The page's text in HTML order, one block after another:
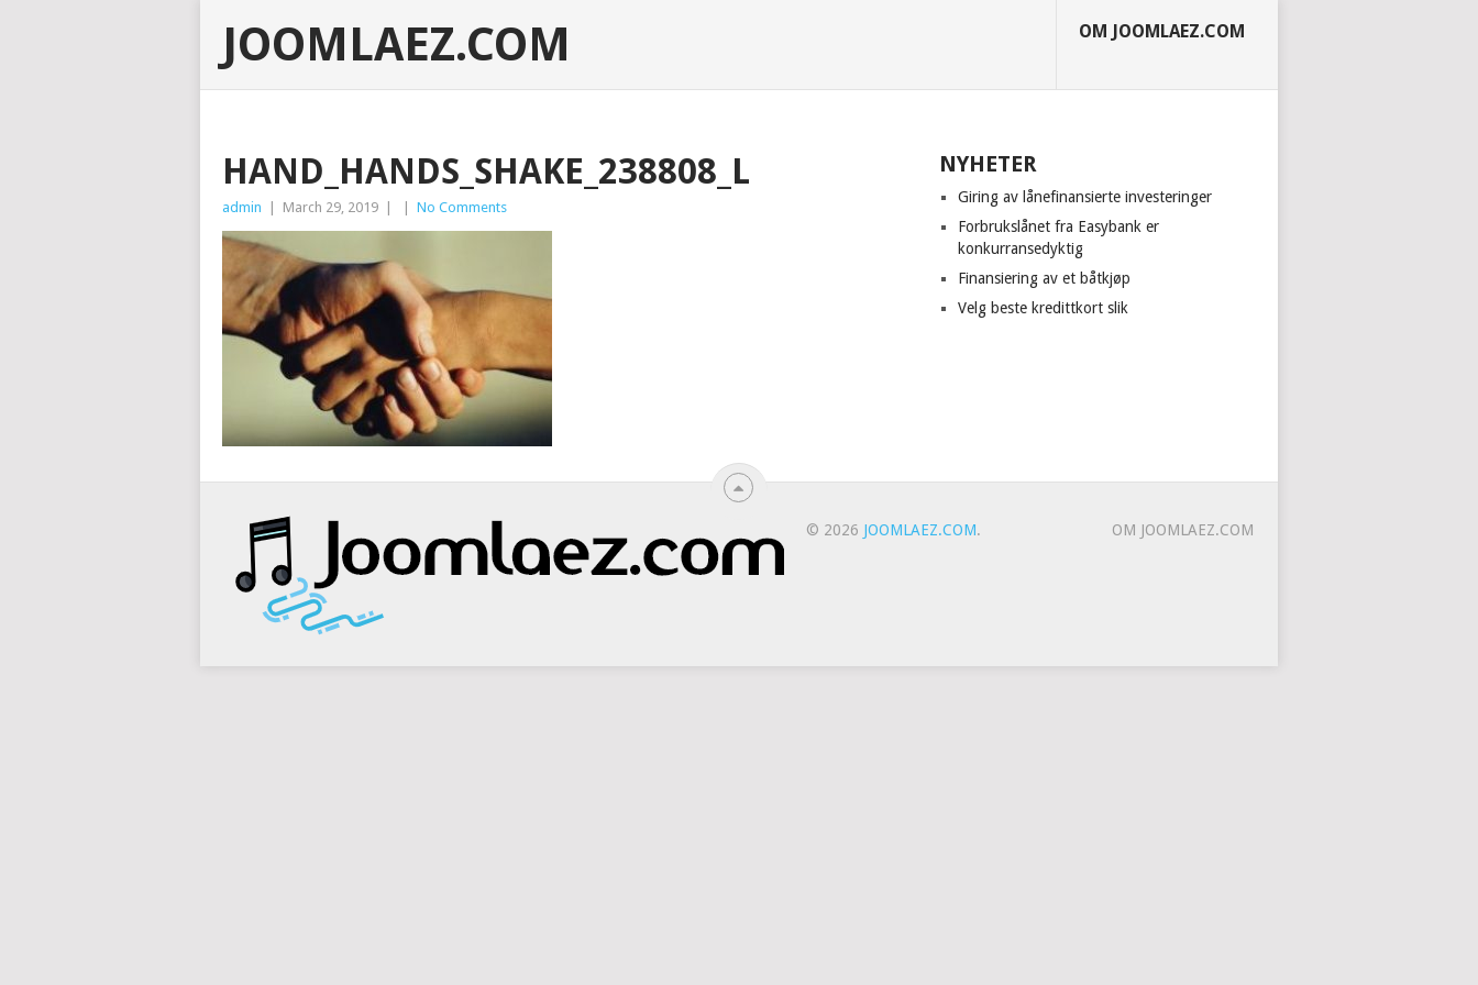
JOOMLAEZ.COM OM JOOMLAEZ.COM
HAND_HANDS_SHAKE_238808_L
admin March 29, 2019 No Comments
NYHETER
Giring av lånefinansierte investeringer
Forbrukslånet fra Easybank er
konkurransedyktig
Finansiering av et båtkjøp
Velg beste kredittkort slik
© 2026 JOOMLAEZ.COM. OM JOOMLAEZ.COM